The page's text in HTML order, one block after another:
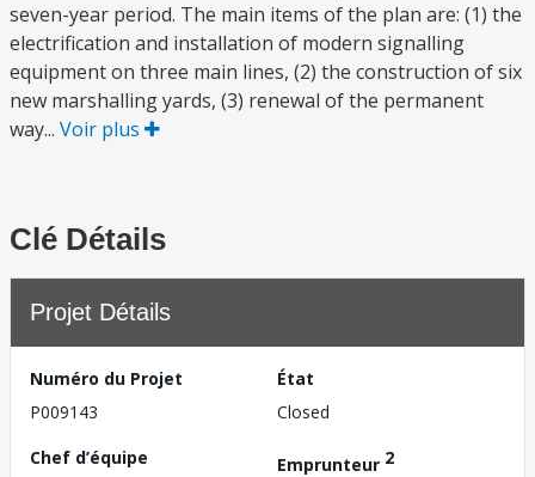
seven-year period. The main items of the plan are: (1) the
electrification and installation of modern signalling
equipment on three main lines, (2) the construction of six
new marshalling yards, (3) renewal of the permanent
way... Voir plus
Clé Détails
Projet Détails
Numéro du Projet
P009143
État
Closed
Chef d’équipe
Emprunteur 2